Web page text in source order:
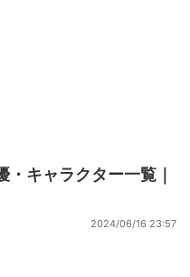
キャラクター一覧｜
2024/06/16 23:57